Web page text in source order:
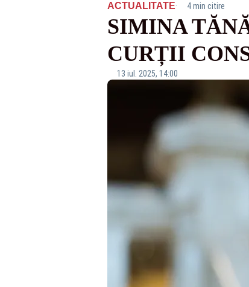
ACTUALITATE· 4 min citire
SIMINA
CURȚII
13 iul. 2025, 14:00